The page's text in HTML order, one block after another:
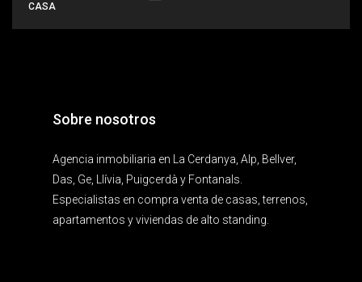
CASA
Sobre nosotros
Agencia inmobiliaria en La Cerdanya, Alp, Bellver,
Das, Ge, Llívia, Puigcerdà y Fontanals.
Especialistas en compra venta de casas, terrenos,
apartamentos y viviendas de alto standing.